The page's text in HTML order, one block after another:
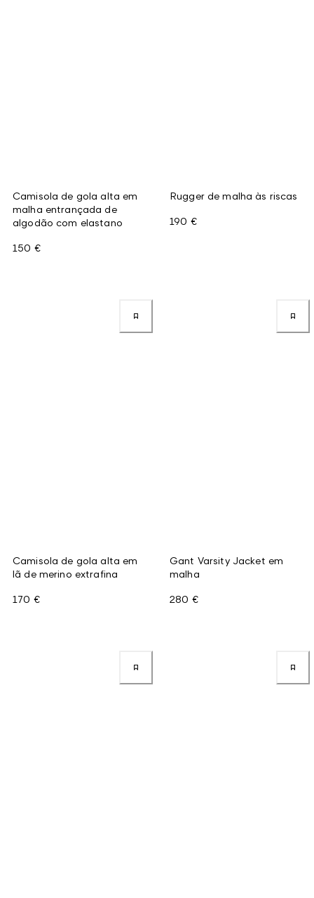
Camisola de gola alta em
malha entrançada de
algodão com elastano
150 €
Rugger de malha às riscas
190 €
Camisola de gola alta em
lã de merino extrafina
170 €
Gant Varsity Jacket em
malha
280 €